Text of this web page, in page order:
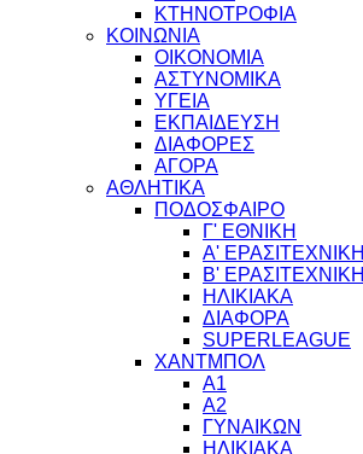
ΚΤΗΝΟΤΡΟΦΙΑ
ΚΟΙΝΩΝΙΑ
ΟΙΚΟΝΟΜΙΑ
ΑΣΤΥΝΟΜΙΚΑ
ΥΓΕΙΑ
ΕΚΠΑΙΔΕΥΣΗ
ΔΙΑΦΟΡΕΣ
ΑΓΟΡΑ
ΑΘΛΗΤΙΚΑ
ΠΟΔΟΣΦΑΙΡΟ
Γ' ΕΘΝΙΚΗ
Α' ΕΡΑΣΙΤΕΧΝΙΚΗ
Β' ΕΡΑΣΙΤΕΧΝΙΚΗ
ΗΛΙΚΙΑΚΑ
ΔΙΑΦΟΡΑ
SUPERLEAGUE
ΧΑΝΤΜΠΟΛ
Α1
Α2
ΓΥΝΑΙΚΩΝ
ΗΛΙΚΙΑΚΑ